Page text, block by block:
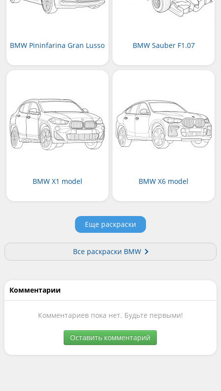
BMW Pininfarina Gran Lusso BMW Sauber F1.07
BMW X1 model BMW X6 model
Еще раскраски
Все раскраски BMW
Комментарии
Комментариев пока нет. Будьте первыми!
Оставить комментарий